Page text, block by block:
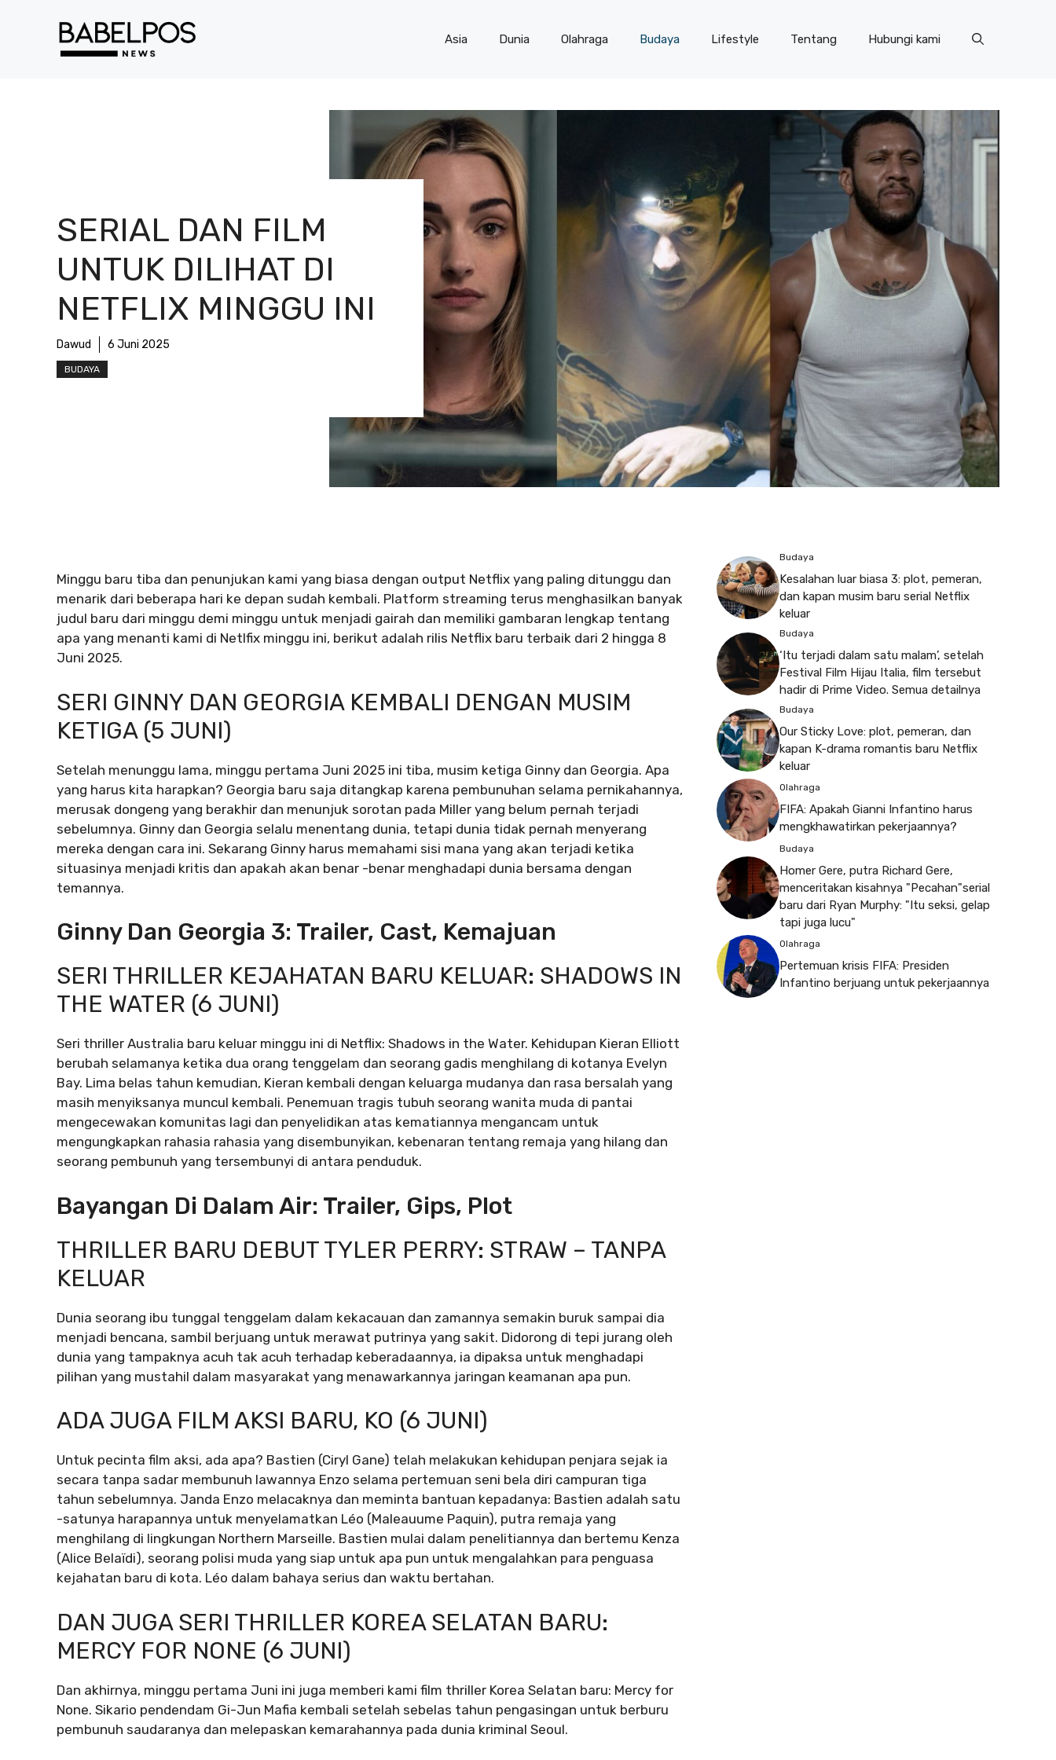
Asia Dunia Olahraga Budaya Lifestyle Tentang Hubungi kami
SERIAL DAN FILM
UNTUK DILIHAT DI
NETFLIX MINGGU INI
Dawud 6 Juni 2025
BUDAYA
Minggu baru tiba dan penunjukan kami yang biasa dengan output Netflix yang paling ditunggu dan
menarik dari beberapa hari ke depan sudah kembali. Platform streaming terus menghasilkan banyak
judul baru dari minggu demi minggu untuk menjadi gairah dan memiliki gambaran lengkap tentang
apa yang menanti kami di Netlfix minggu ini, berikut adalah rilis Netflix baru terbaik dari 2 hingga 8
Juni 2025.
SERI GINNY DAN GEORGIA KEMBALI DENGAN MUSIM
KETIGA (5 JUNI)
Setelah menunggu lama, minggu pertama Juni 2025 ini tiba, musim ketiga Ginny dan Georgia. Apa
yang harus kita harapkan? Georgia baru saja ditangkap karena pembunuhan selama pernikahannya,
merusak dongeng yang berakhir dan menunjuk sorotan pada Miller yang belum pernah terjadi
sebelumnya. Ginny dan Georgia selalu menentang dunia, tetapi dunia tidak pernah menyerang
mereka dengan cara ini. Sekarang Ginny harus memahami sisi mana yang akan terjadi ketika
situasinya menjadi kritis dan apakah akan benar -benar menghadapi dunia bersama dengan
temannya.
Ginny Dan Georgia 3: Trailer, Cast, Kemajuan
SERI THRILLER KEJAHATAN BARU KELUAR: SHADOWS IN
THE WATER (6 JUNI)
Seri thriller Australia baru keluar minggu ini di Netflix: Shadows in the Water. Kehidupan Kieran Elliott
berubah selamanya ketika dua orang tenggelam dan seorang gadis menghilang di kotanya Evelyn
Bay. Lima belas tahun kemudian, Kieran kembali dengan keluarga mudanya dan rasa bersalah yang
masih menyiksanya muncul kembali. Penemuan tragis tubuh seorang wanita muda di pantai
mengecewakan komunitas lagi dan penyelidikan atas kematiannya mengancam untuk
mengungkapkan rahasia rahasia yang disembunyikan, kebenaran tentang remaja yang hilang dan
seorang pembunuh yang tersembunyi di antara penduduk.
Bayangan Di Dalam Air: Trailer, Gips, Plot
THRILLER BARU DEBUT TYLER PERRY: STRAW – TANPA
KELUAR
Dunia seorang ibu tunggal tenggelam dalam kekacauan dan zamannya semakin buruk sampai dia
menjadi bencana, sambil berjuang untuk merawat putrinya yang sakit. Didorong di tepi jurang oleh
dunia yang tampaknya acuh tak acuh terhadap keberadaannya, ia dipaksa untuk menghadapi
pilihan yang mustahil dalam masyarakat yang menawarkannya jaringan keamanan apa pun.
ADA JUGA FILM AKSI BARU, KO (6 JUNI)
Untuk pecinta film aksi, ada apa? Bastien (Ciryl Gane) telah melakukan kehidupan penjara sejak ia
secara tanpa sadar membunuh lawannya Enzo selama pertemuan seni bela diri campuran tiga
tahun sebelumnya. Janda Enzo melacaknya dan meminta bantuan kepadanya: Bastien adalah satu
-satunya harapannya untuk menyelamatkan Léo (Maleauume Paquin), putra remaja yang
menghilang di lingkungan Northern Marseille. Bastien mulai dalam penelitiannya dan bertemu Kenza
(Alice Belaïdi), seorang polisi muda yang siap untuk apa pun untuk mengalahkan para penguasa
kejahatan baru di kota. Léo dalam bahaya serius dan waktu bertahan.
DAN JUGA SERI THRILLER KOREA SELATAN BARU:
MERCY FOR NONE (6 JUNI)
Dan akhirnya, minggu pertama Juni ini juga memberi kami film thriller Korea Selatan baru: Mercy for
None. Sikario pendendam Gi-Jun Mafia kembali setelah sebelas tahun pengasingan untuk berburu
pembunuh saudaranya dan melepaskan kemarahannya pada dunia kriminal Seoul.
Budaya
Kesalahan luar biasa 3: plot, pemeran,
dan kapan musim baru serial Netflix
keluar
Budaya
‘Itu terjadi dalam satu malam’, setelah
Festival Film Hijau Italia, film tersebut
hadir di Prime Video. Semua detailnya
Budaya
Our Sticky Love: plot, pemeran, dan
kapan K-drama romantis baru Netflix
keluar
Olahraga
FIFA: Apakah Gianni Infantino harus
mengkhawatirkan pekerjaannya?
Budaya
Homer Gere, putra Richard Gere,
menceritakan kisahnya "Pecahan"serial
baru dari Ryan Murphy: "Itu seksi, gelap
tapi juga lucu"
Olahraga
Pertemuan krisis FIFA: Presiden
Infantino berjuang untuk pekerjaannya